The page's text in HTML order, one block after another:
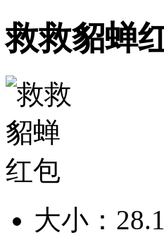
救救貂蝉
大小：